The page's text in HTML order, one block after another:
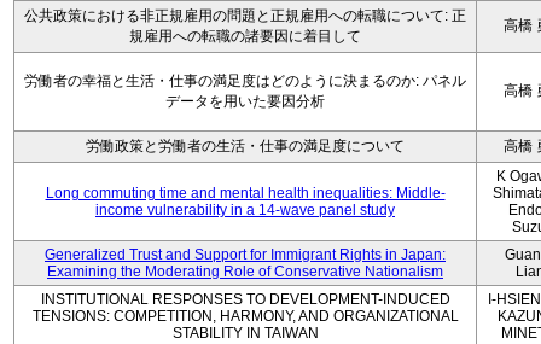
公共政策における非正規雇用の問題と正規雇用への転職について: 正
規雇用への転職の諸要因に着目して
高橋
労働者の幸福と生活・仕事の満足度はどのように決まるのか: パネル
データを用いた要因分析
高橋
労働政策と労働者の生活・仕事の満足度について 高橋
Long commuting time and mental health inequalities: Middle-
income vulnerability in a 14-wave panel study
K
Generalized Trust and Support for Immigrant Rights in Japan:
Examining the Moderating Role of Conservative Nationalism
INSTITUTIONAL RESPONSES TO DEVELOPMENT-INDUCED
TENSIONS: COMPETITION, HARMONY, AND ORGANIZATIONAL
STABILITY IN TAIWAN
I-